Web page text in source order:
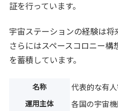
証を行っています。
宇宙ステーションの経験は
さらにはスペースコロニー
を蓄積しています。
名称 代表的な有
運用主体 各国の宇宙